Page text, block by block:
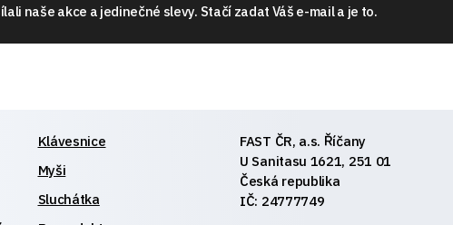
naše akce a jedinečné slevy. Stačí zadat Váš e-mail a je to.
Klávesnice
Myši
Sluchátka
FAST ČR, a.s. Říčany
U Sanitasu 1621, 251 01
Česká republika
IČ: 24777749